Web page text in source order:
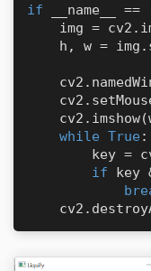
if __name__ ==
img =
h, w =
while True:
key =
if key